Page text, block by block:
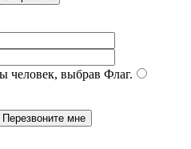
человек, выбрав Флаг.